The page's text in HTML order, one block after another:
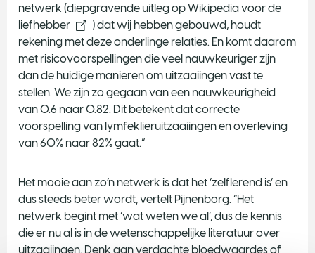
netwerk (diepgravende uitleg op Wikipedia voor de
liefhebber
) dat wij hebben gebouwd, houdt
rekening met deze onderlinge relaties. En komt daarom
met risicovoorspellingen die veel nauwkeuriger zijn
dan de huidige manieren om uitzaaiingen vast te
stellen. We zijn zo gegaan van een nauwkeurigheid
van 0.6 naar 0.82. Dit betekent dat correcte
voorspelling van lymfeklieruitzaaiingen en overleving
van 60% naar 82% gaat.”
Het mooie aan zo’n netwerk is dat het ‘zelflerend is’ en
dus steeds beter wordt, vertelt Pijnenborg. “Het
netwerk begint met ‘wat weten we al’, dus de kennis
die er nu al is in de wetenschappelijke literatuur over
uitzaaiingen. Denk aan verdachte bloedwaardes of